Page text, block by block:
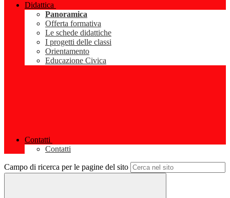
Didattica
Panoramica
Offerta formativa
Le schede didattiche
I progetti delle classi
Orientamento
Educazione Civica
Contatti
Contatti
Campo di ricerca per le pagine del sito